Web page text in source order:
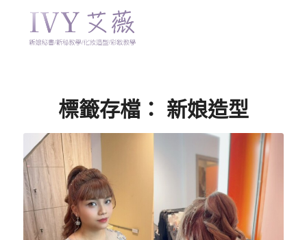
標籤存檔： 新娘造型